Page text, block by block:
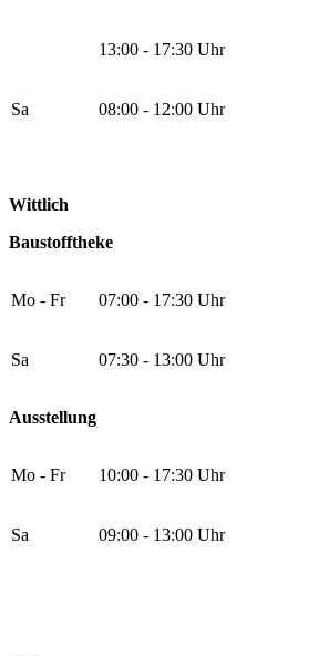
13:00 - 17:30 Uhr
Sa 08:00 - 12:00 Uhr
Wittlich
Baustofftheke
Mo - Fr 07:00 - 17:30 Uhr
Sa 07:30 - 13:00 Uhr
Ausstellung
Mo - Fr 10:00 - 17:30 Uhr
Sa 09:00 - 13:00 Uhr